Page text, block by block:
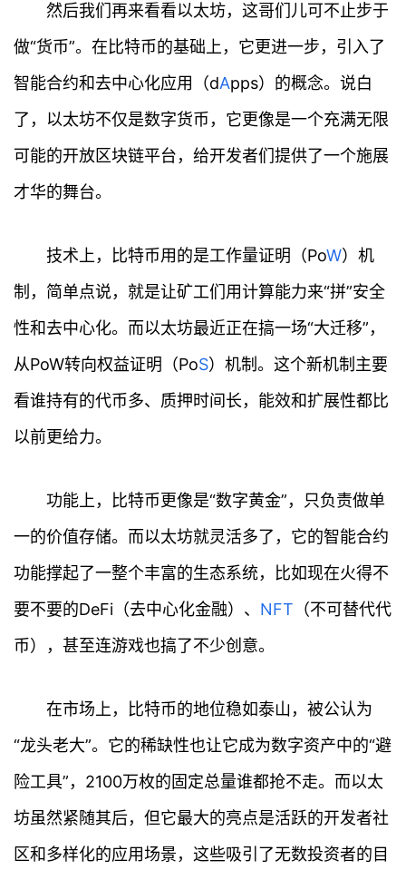
然后我们再来看看以太坊，这哥们儿可不止步于
做“货币”。在比特币的基础上，它更进一步，引入了
智能合约和去中心化应用（dApps）的概念。说白
了，以太坊不仅是数字货币，它更像是一个充满无限
可能的开放区块链平台，给开发者们提供了一个施展
才华的舞台。
技术上，比特币用的是工作量证明（PoW）机
制，简单点说，就是让矿工们用计算能力来“拼”安全
性和去中心化。而以太坊最近正在搞一场“大迁移”，
从PoW转向权益证明（PoS）机制。这个新机制主要
看谁持有的代币多、质押时间长，能效和扩展性都比
以前更给力。
功能上，比特币更像是“数字黄金”，只负责做单
一的价值存储。而以太坊就灵活多了，它的智能合约
功能撑起了一整个丰富的生态系统，比如现在火得不
要不要的DeFi（去中心化金融）、 NFT （不可替代代
币），甚至连游戏也搞了不少创意。
在市场上，比特币的地位稳如泰山，被公认为
“龙头老大”。它的稀缺性也让它成为数字资产中的“避
险工具”，2100万枚的固定总量谁都抢不走。而以太
坊虽然紧随其后，但它最大的亮点是活跃的开发者社
区和多样化的应用场景，这些吸引了无数投资者的目